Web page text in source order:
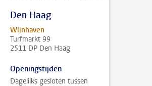
Den Haag
Wijnhaven
Turfmarkt 99
2511 DP Den Haag
Openingstijden
Dagelijks gesloten tussen